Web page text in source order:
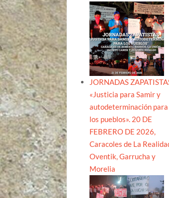
JORNADAS
«Justicia para Samir y
autodeterminación para
los pueblos». 20 DE
FEBRERO DE 2026,
Caracoles de La
Oventik, Garrucha y
Morelia